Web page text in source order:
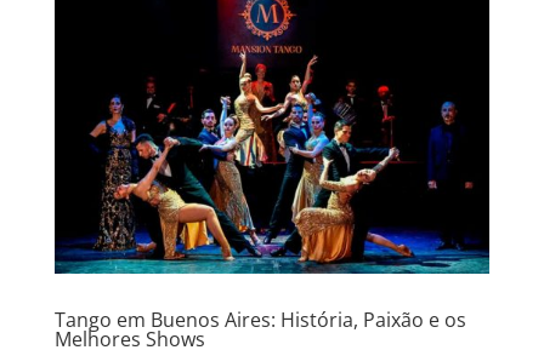
Tango em Buenos Aires: História, Paixão e os
Melhores Shows